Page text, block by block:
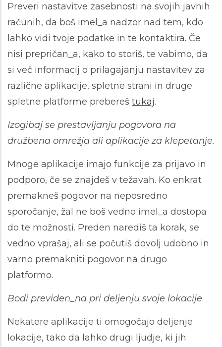
Preveri nastavitve zasebnosti na svojih javnih
računih, da boš imel_a nadzor nad tem, kdo
lahko vidi tvoje podatke in te kontaktira. Če
nisi prepričan_a, kako to storiš, te vabimo, da
si več informacij o prilagajanju nastavitev za
različne aplikacije, spletne strani in druge
spletne platforme prebereš tukaj.
Izogibaj se prestavljanju pogovora na
družbena omrežja ali aplikacije za klepetanje.
Mnoge aplikacije imajo funkcije za prijavo in
podporo, če se znajdeš v težavah. Ko enkrat
premakneš pogovor na neposredno
sporočanje, žal ne boš vedno imel_a dostopa
do te možnosti. Preden narediš ta korak, se
vedno vprašaj, ali se počutiš dovolj udobno in
varno premakniti pogovor na drugo
platformo.
Bodi previden_na pri deljenju svoje lokacije.
Nekatere aplikacije ti omogočajo deljenje
lokacije, tako da lahko drugi ljudje, ki jih